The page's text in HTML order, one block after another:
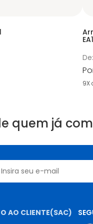
9X
quem já
AO CLIENTE(SAC)